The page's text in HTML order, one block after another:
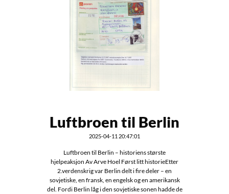
Luftbroen til Berlin
2025-04-11 20:47:01
Luftbroen til Berlin – historiens største
hjelpeaksjon Av Arve Hoel Først litt historieEtter
2.verdenskrig var Berlin delt i fire deler – en
sovjetiske, en fransk, en engelsk og en amerikansk
del. Fordi Berlin låg i den sovjetiske sonen hadde de